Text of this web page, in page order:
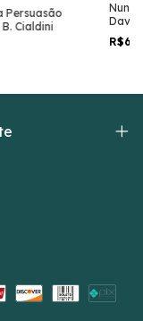
Persuasão
Cialdini
David